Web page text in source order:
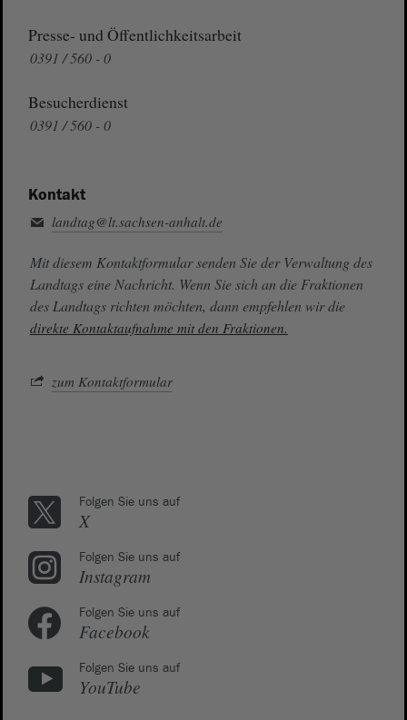
Presse- und Öffentlichkeitsarbeit
0391 / 560 - 0
Besucherdienst
0391 / 560 - 0
Kontakt
landtag@lt.sachsen-anhalt.de
Mit diesem Kontaktformular senden Sie der Verwaltung des
Landtags eine Nachricht. Wenn Sie sich an die Fraktionen
des Landtags richten möchten, dann empfehlen wir die
direkte Kontaktaufnahme mit den Fraktionen.
zum Kontaktformular
Folgen Sie uns auf
X
Folgen Sie uns auf
Instagram
Folgen Sie uns auf
Facebook
Folgen Sie uns auf
YouTube